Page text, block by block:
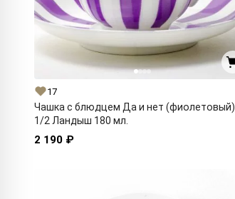
17
Чашка с блюдцем Да и нет (фиолетовый)
1/2 Ландыш 180 мл.
2 190 ₽